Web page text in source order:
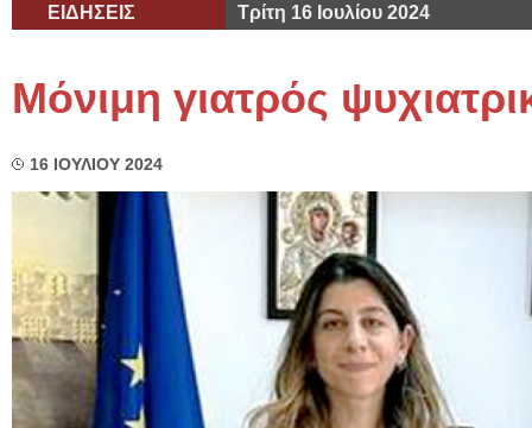
ΕΙΔΗΣΕΙΣ Τρίτη 16 Ιουλίου 2024
Μόνιμη γιατρός
16 ΙΟΥΛΙΟΥ 2024